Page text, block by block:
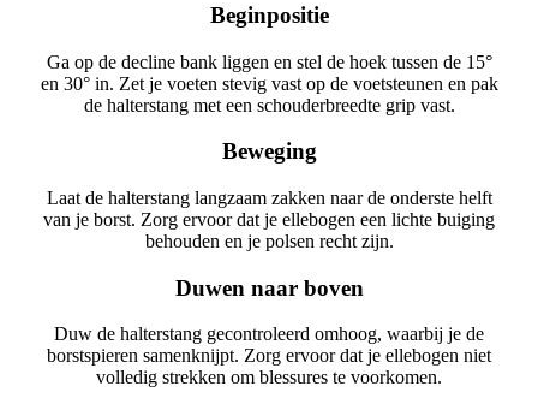
Beginpositie
Ga op de decline bank liggen en stel de hoek tussen de 15°
en 30° in. Zet je voeten stevig vast op de voetsteunen en pak
de halterstang met een schouderbreedte grip vast.
Beweging
Laat de halterstang langzaam zakken naar de onderste helft
van je borst. Zorg ervoor dat je ellebogen een lichte buiging
behouden en je polsen recht zijn.
Duwen naar boven
Duw de halterstang gecontroleerd omhoog, waarbij je de
borstspieren samenknijpt. Zorg ervoor dat je ellebogen niet
volledig strekken om blessures te voorkomen.